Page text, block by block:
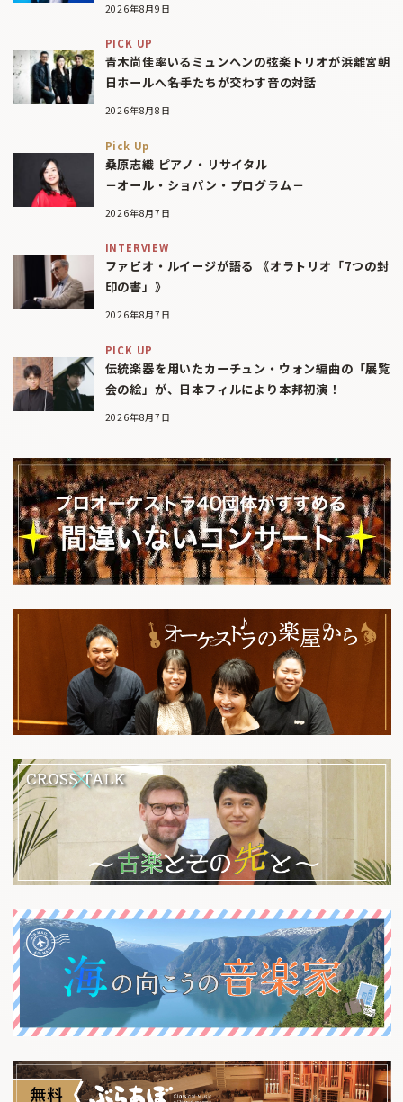
2026年8月9日
PICK UP
青木尚佳率いるミュンヘンの弦楽トリオが浜離宮朝
日ホールへ――名手たちが交わす音の対話
2026年8月8日
Pick Up
桑原志織 ピアノ・リサイタル
－オール・ショパン・プログラム－
2026年8月7日
INTERVIEW
ファビオ・ルイージが語る 《オラトリオ「7つの封
印の書」》
2026年8月7日
PICK UP
伝統楽器を用いたカーチュン・ウォン編曲の「展覧
会の絵」が、日本フィルにより本邦初演！
2026年8月7日